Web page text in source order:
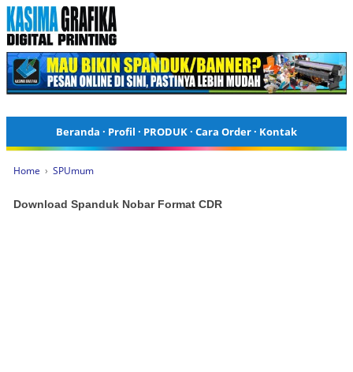
Beranda · Profil · PRODUK· Cara Order· Kontak
Home › SPUmum
Download Spanduk Nobar Format CDR